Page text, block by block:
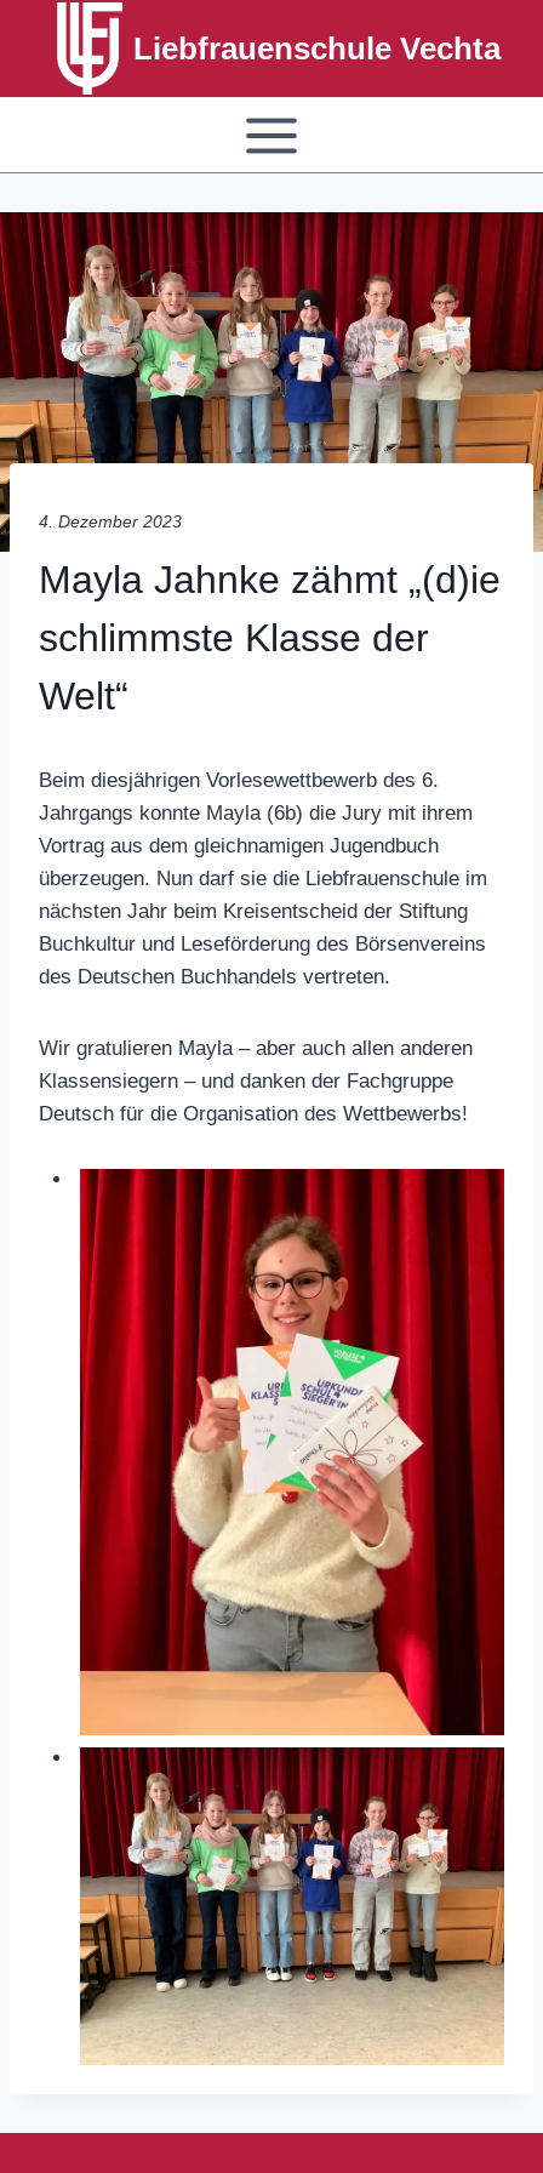
Liebfrauenschule Vechta
4. Dezember 2023
Mayla Jahnke zähmt „(d)ie
schlimmste Klasse der
Welt“
Beim diesjährigen Vorlesewettbewerb des 6.
Jahrgangs konnte Mayla (6b) die Jury mit ihrem
Vortrag aus dem gleichnamigen Jugendbuch
überzeugen. Nun darf sie die Liebfrauenschule im
nächsten Jahr beim Kreisentscheid der Stiftung
Buchkultur und Leseförderung des Börsenvereins
des Deutschen Buchhandels vertreten.
Wir gratulieren Mayla – aber auch allen anderen
Klassensiegern – und danken der Fachgruppe
Deutsch für die Organisation des Wettbewerbs!